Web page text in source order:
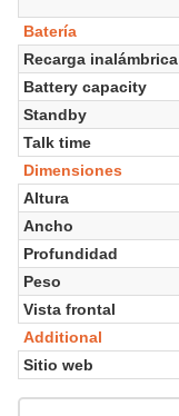
Batería
Recarga inalámbrica
Battery capacity
Standby
Talk time
Dimensiones
Altura
Ancho
Profundidad
Peso
Vista frontal
Additional
Sitio web